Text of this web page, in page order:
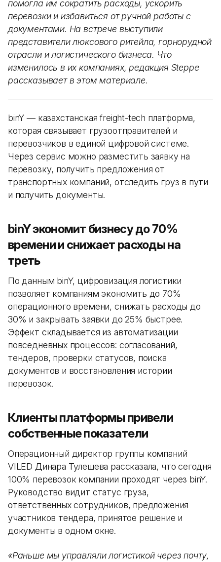
помогла им сократить расходы, ускорить
перевозки и избавиться от ручной работы с
документами. На встрече выступили
представители люксового ритейла, горнорудной
отрасли и логистического бизнеса. Что
изменилось в их компаниях, редакция Steppe
рассказывает в этом материале.
binY — казахстанская freight-tech платформа,
которая связывает грузоотправителей и
перевозчиков в единой цифровой системе.
Через сервис можно разместить заявку на
перевозку, получить предложения от
транспортных компаний, отследить груз в пути
и получить документы.
binY экономит бизнесу до 70%
времени и снижает расходы на
треть
По данным binY, цифровизация логистики
позволяет компаниям экономить до 70%
операционного времени, снижать расходы до
30% и закрывать заявки до 25% быстрее.
Эффект складывается из автоматизации
повседневных процессов: согласований,
тендеров, проверки статусов, поиска
документов и восстановления истории
перевозок.
Клиенты платформы привели
собственные показатели
Операционный директор группы компаний
VILED Динара Тулешева рассказала, что сегодня
100% перевозок компании проходят через binY.
Руководство видит статус груза,
ответственных сотрудников, предложения
участников тендера, принятое решение и
документы в одном окне.
«Раньше мы управляли логистикой через почту,